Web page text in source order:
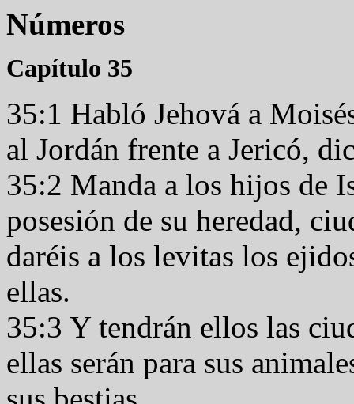
Números
Capítulo 35
35:1 Habló Jehová a
al Jordán frente a Jericó,
35:2 Manda a los hijos de
posesión de su heredad,
daréis a los levitas los
ellas.
35:3 Y tendrán ellos las
ellas serán para sus